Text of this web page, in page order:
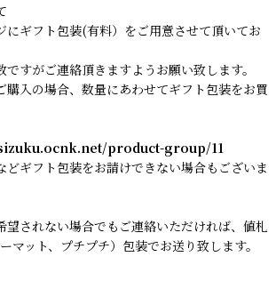
にギフト包装(有料）をご用意させて頂いてお
すがご連絡頂きますようお願い致します。
購入の場合、数量にあわせてギフト包装をお買
product-group/11
どギフト包装をお請けできない場合もございま
望されない場合でもご連絡いただければ、値札
マット、プチプチ）包装でお送り致します。